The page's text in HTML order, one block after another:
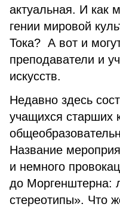
актуальная. И как
гении мировой
Тока? А вот и
преподаватели и
искусств.
Недавно здесь
учащихся старших
Название
и немного
до Моргенштерна:
стереотипы». Что